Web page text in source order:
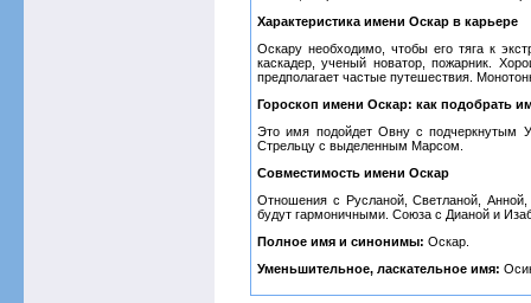
Характеристика имени Оскар в карьере
Оскару необходимо, чтобы его тяга к
каскадер, ученый новатор, пожарник.
предполагает частые путешествия.
Гороскоп имени Оскар: как подобрать
Это имя подойдет Овну с
Стрельцу с выделенным Марсом.
Совместимость имени Оскар
Отношения с Русланой, Светланой,
будут гармоничными. Союза с Дианой и
Полное имя и синонимы: Оскар.
Уменьшительное, ласкательное имя: